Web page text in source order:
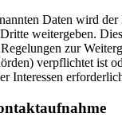
Daten wird
weitergeben.
zur
verpflichtet ist
Interessen